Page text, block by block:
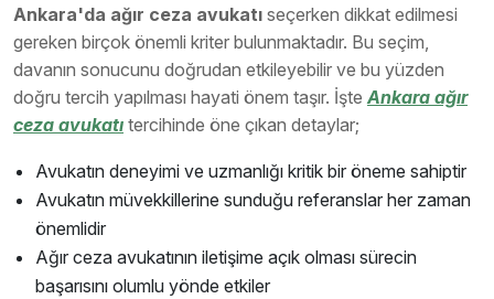
Ankara'da ağır ceza avukatı seçerken dikkat edilmesi
gereken birçok önemli kriter bulunmaktadır. Bu seçim,
davanın sonucunu doğrudan etkileyebilir ve bu yüzden
doğru tercih yapılması hayati önem taşır. İşteAnkara ağır
ceza avukatı tercihinde öne çıkan detaylar;
Avukatın deneyimi ve uzmanlığı kritik bir öneme sahiptir
Avukatın müvekkillerine sunduğu referanslar her zaman
önemlidir
Ağır ceza avukatının iletişime açık olması sürecin
başarısını olumlu yönde etkiler